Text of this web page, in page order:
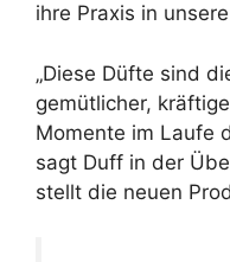
ihre Praxis in
„Diese Düfte sind
gemütlicher,
Momente im Laufe
sagt Duff in der
stellt die neuen